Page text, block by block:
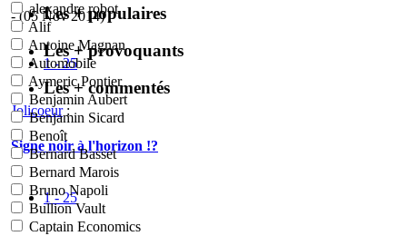
alexandre robot
Alif
Antoine Magnan
Automobile
Aymeric Pontier
Benjamin Aubert
Benjamin Sicard
Benoît
Bernard Basset
Bernard Marois
Bruno Napoli
Bullion Vault
Captain Economics
Les + populaires
Les + provoquants
Les + commentés
- (05 Nov 2014)
1 - 25
Jolicoeur:
Signe noir à l'horizon !?
1 - 25